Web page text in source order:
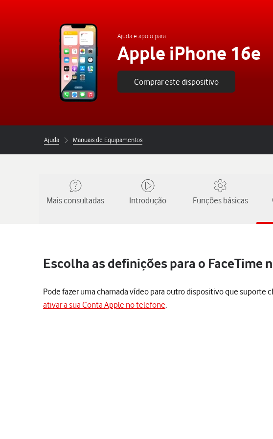
Ajuda e apoio para
Apple iPhone 16e
Comprar este dispositivo
Ajuda Manuais de Equipamentos
Mais consultadas Introdução Funções básicas
Escolha as definições para o FaceTime
Pode fazer uma chamada vídeo para outro dispositivo que suporte
ativar a sua Conta Apple no telefone